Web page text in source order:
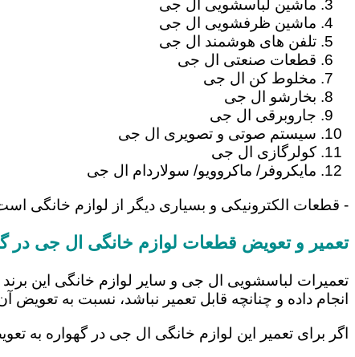
ماشین لباسشویی ال جی
ماشین ظرفشویی ال جی
تلفن های هوشمند ال جی
قطعات صنعتی ال جی
مخلوط کن ال جی
بخارشو ال جی
جاروبرقی ال جی
سیستم صوتی و تصویری ال جی
کولرگازی ال جی
مایکروفر/ ماکروویو/ سولاردام ال جی
- قطعات الکترونیکی و بسیاری دیگر از لوازم خانگی
تعمیر و تعویض قطعات لوازم خانگی ال جی در
تعمیرات لباسشویی ال جی و سایر لوازم خانگی این
انجام داده و چنانچه قابل تعمیر نباشد، نسبت به تعویض
اگر برای تعمیر این لوازم خانگی ال جی در گهواره به